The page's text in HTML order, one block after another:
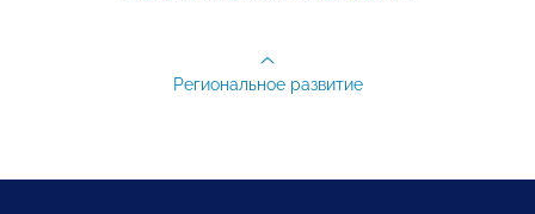
Региональное развитие